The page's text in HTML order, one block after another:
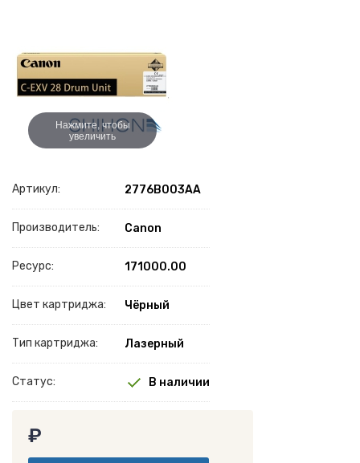
Нажмите, чтобы
увеличить
Артикул: 2776B003AA
Производитель: Canon
Ресурс: 171000.00
Цвет картриджа: Чёрный
Тип картриджа: Лазерный
Статус: В наличии
₽